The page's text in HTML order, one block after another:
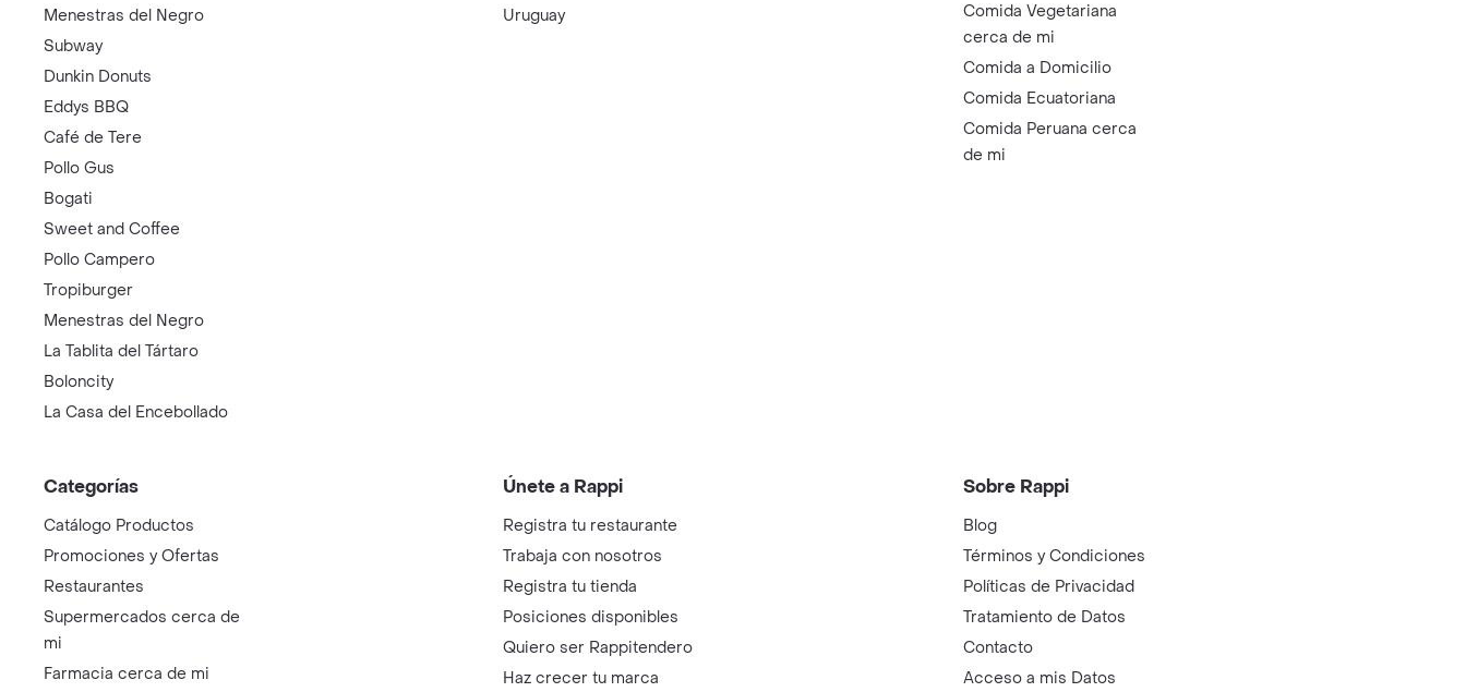
Menestras del Negro
Subway
Dunkin Donuts
Eddys BBQ
Café de Tere
Pollo Gus
Bogati
Sweet and Coffee
Pollo Campero
Tropiburger
Menestras del Negro
La Tablita del Tártaro
Boloncity
La Casa del Encebollado
Uruguay
Comida Vegetariana
cerca de mi
Comida a Domicilio
Comida Ecuatoriana
Comida Peruana cerca
de mi
Categorías
Catálogo Productos
Promociones y Ofertas
Restaurantes
Supermercados cerca de
mi
Farmacia cerca de mi
Únete a Rappi
Registra tu restaurante
Trabaja con nosotros
Registra tu tienda
Posiciones disponibles
Quiero ser Rappitendero
Haz crecer tu marca
Sobre Rappi
Blog
Términos y Condiciones
Políticas de Privacidad
Tratamiento de Datos
Contacto
Acceso a mis Datos